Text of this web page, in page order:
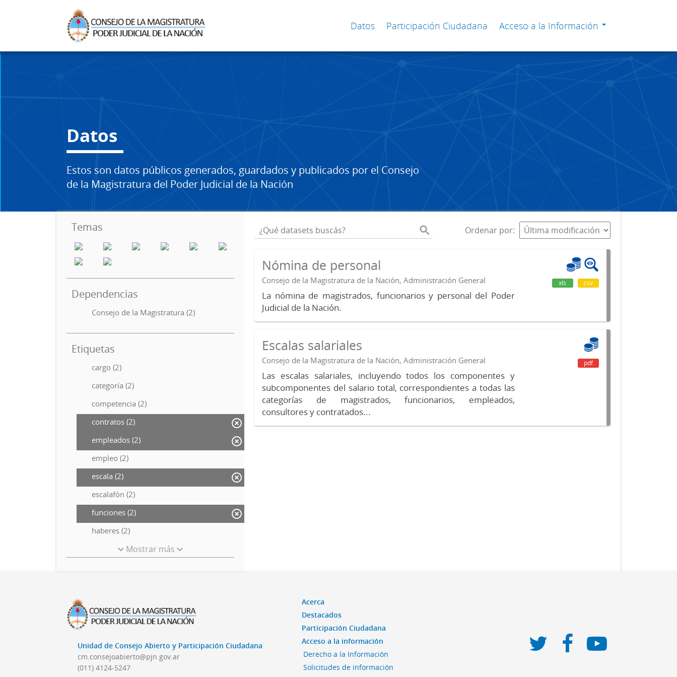
Datos Participación Ciudadana Acceso a la Información
Datos
Estos son datos públicos generados, guardados y publicados por el Consejo
de la Magistratura del Poder Judicial de la Nación
Temas
Dependencias
Consejo de la Magistratura (2)
Etiquetas
cargo (2)
categoría (2)
competencia (2)
contratos (2)
empleados (2)
empleo (2)
escala (2)
escalafón (2)
funciones (2)
haberes (2)
Mostrar más
Ordenar por
Nómina de personal
Consejo de la Magistratura de la Nación, Administración General
La nómina de magistrados, funcionarios y personal del Poder
Judicial de la Nación.
xls csv
Escalas salariales
Consejo de la Magistratura de la Nación, Administración General
Las escalas salariales, incluyendo todos los componentes y
subcomponentes del salario total, correspondientes a todas las
categorías de magistrados, funcionarios, empleados,
consultores y contratados...
pdf
Unidad de Consejo Abierto y Participación Ciudadana
cm.consejoabierto@pjn.gov.ar
(011) 4124-5247
Acerca
Destacados
Participación Ciudadana
Acceso a la información
Derecho a la Información
Solicitudes de información